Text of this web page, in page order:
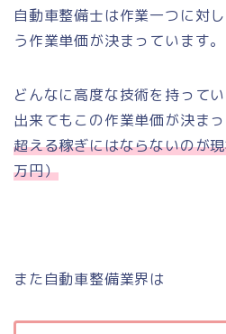
自動車整備士は作業一つに対
う作業単価が決まっています。
どんなに高度な技術を持って
出来てもこの作業単価が決まっ
超える稼ぎにはならないのが
万円）
また自動車整備業界は